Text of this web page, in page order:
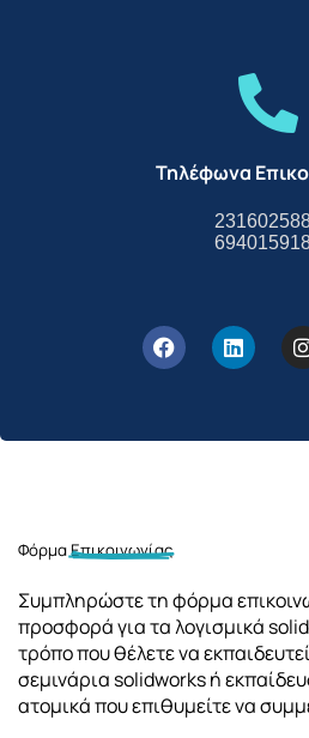
Τηλέφωνα
ΦόρμαΕπικοινωνίας
Συμπληρώστε τη φόρμα
προσφορά για τα λογισμικά
τρόπο που θέλετε να
σεμινάρια solidworks ή
ατομικά που επιθυμείτε να